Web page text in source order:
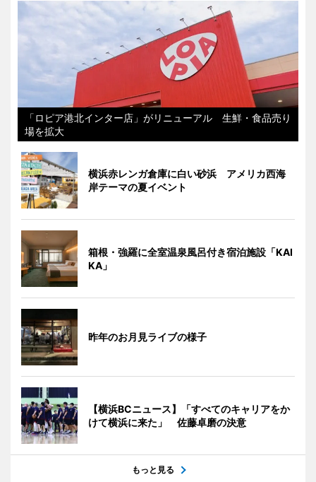
「ロピア港北インター店」がリニューアル 生鮮・食品売り
場を拡大
横浜赤レンガ倉庫に白い砂浜 アメリカ西海
岸テーマの夏イベント
箱根・強羅に全室温泉風呂付き宿泊施設「KAI
KA」
昨年のお月見ライブの様子
【横浜BCニュース】「すべてのキャリアをか
けて横浜に来た」 佐藤卓磨の決意
もっと見る